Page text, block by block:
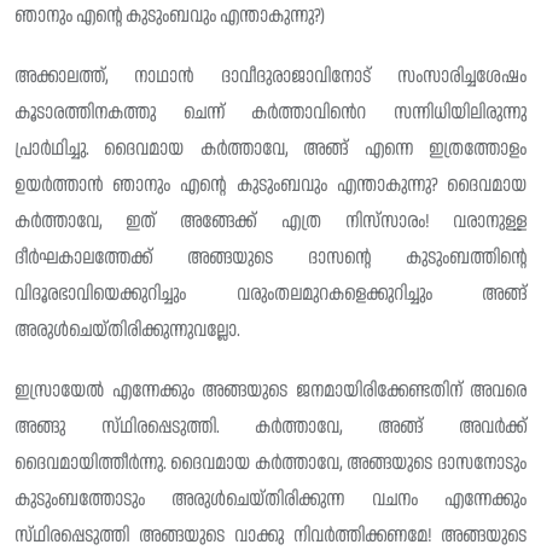
ഞാനും എൻ്റെ കുടുംബവും എന്താകുന്നു?)
അക്കാലത്ത്, നാഥാൻ ദാവീദുരാജാവിനോട് സംസാരിച്ചശേഷം
കൂടാരത്തിനകത്തു ചെന്ന് കർത്താവിൻെറ സന്നിധിയിലിരുന്നു
പ്രാർഥിച്ചു. ദൈവമായ കർത്താവേ, അങ്ങ് എന്നെ ഇത്രത്തോളം
ഉയർത്താൻ ഞാനും എന്റെ കുടുംബവും എന്താകുന്നു? ദൈവമായ
കർത്താവേ, ഇത് അങ്ങേക്ക് എത്ര നിസ്‌സാരം! വരാനുള്ള
ദീർഘകാലത്തേക്ക് അങ്ങയുടെ ദാസന്റെ കുടുംബത്തിന്റെ
വിദൂരഭാവിയെക്കുറിച്ചും വരുംതലമുറകളെക്കുറിച്ചും അങ്ങ്
അരുൾചെയ്‌തിരിക്കുന്നുവല്ലോ.
ഇസ്രായേൽ എന്നേക്കും അങ്ങയുടെ ജനമായിരിക്കേണ്ടതിന് അവരെ
അങ്ങു സ്‌ഥിരപ്പെടുത്തി. കർത്താവേ, അങ്ങ് അവർക്ക്
ദൈവമായിത്തീർന്നു. ദൈവമായ കർത്താവേ, അങ്ങയുടെ ദാസനോടും
കുടുംബത്തോടും അരുൾചെയ്‌തിരിക്കുന്ന വചനം എന്നേക്കും
സ്‌ഥിരപ്പെടുത്തി അങ്ങയുടെ വാക്കു നിവർത്തിക്കണമേ! അങ്ങയുടെ